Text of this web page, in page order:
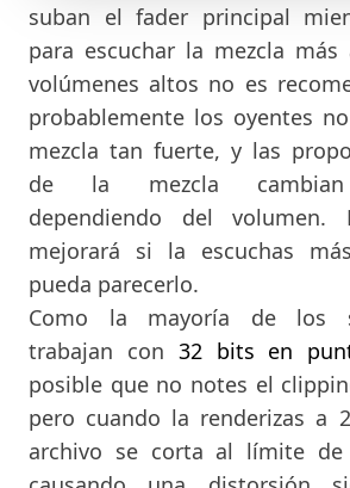
suban el fader principal
para escuchar la mezcla más
volúmenes altos no es
probablemente los oyentes
mezcla tan fuerte, y las
de la mezcla cambian
dependiendo del volumen.
mejorará si la escuchas
pueda parecerlo.
Como la mayoría de los
trabajan con 32 bits en
posible que no notes el
pero cuando la renderizas a
archivo se corta al límite de